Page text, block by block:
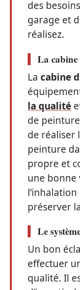
des
garage et
réalisez.
La
La cabine
la qualité
de
de réaliser
peinture
propre et
une
préserver
Le
Un bon
effectuer
qualité. Il